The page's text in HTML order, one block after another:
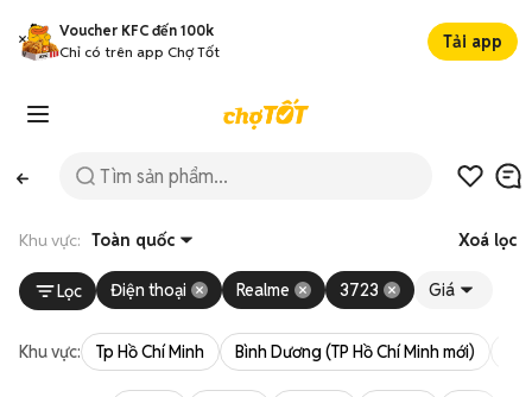
Voucher KFC đến 100k
Chỉ có trên app Chợ Tốt
Tải app
Khu vực: Toàn quốc Xoá lọc
Lọc Điện thoại Realme 3723 Giá
Khu vực: Tp Hồ Chí Minh Bình Dương (TP Hồ Chí Minh mới)